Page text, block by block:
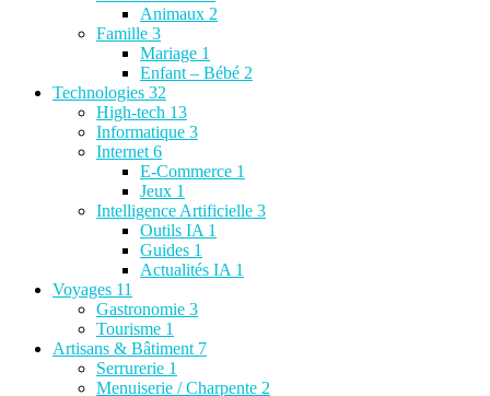
Animaux 2
Famille 3
Mariage 1
Enfant – Bébé 2
Technologies 32
High-tech 13
Informatique 3
Internet 6
E-Commerce 1
Jeux 1
Intelligence Artificielle 3
Outils IA 1
Guides 1
Actualités IA 1
Voyages 11
Gastronomie 3
Tourisme 1
Artisans & Bâtiment 7
Serrurerie 1
Menuiserie / Charpente 2